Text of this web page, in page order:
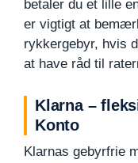
betaler du et lille
er vigtigt at
rykkergebyr, hvis
at have råd til
Klarna –
Konto
Klarnas gebyrfrie